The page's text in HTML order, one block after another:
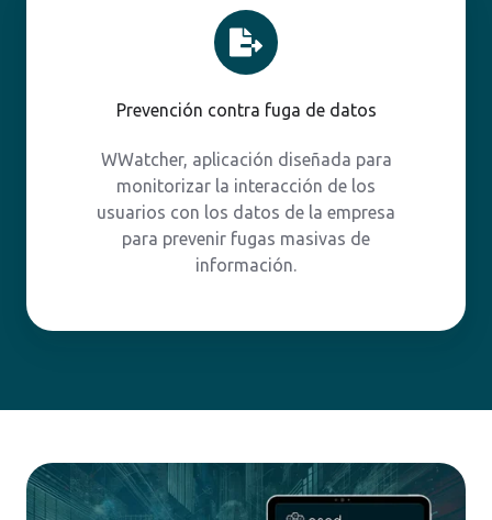
Prevención contra fuga de datos
WWatcher, aplicación diseñada para
monitorizar la interacción de los
usuarios con los datos de la empresa
para prevenir fugas masivas de
información.
contra
fuga
de